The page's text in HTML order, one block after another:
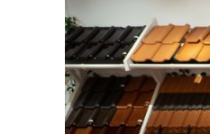
Mesterkvalifikasjonen
Mestermerket er beskyttet
Kontakt oss